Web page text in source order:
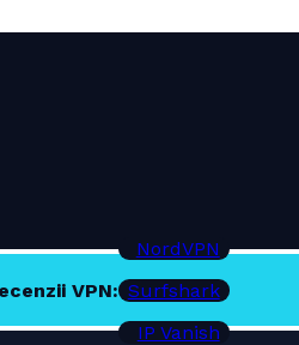
VPN:
NordVPN
Surfshark
IP Vanish